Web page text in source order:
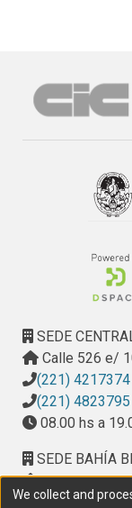
(Párrafo extraído
SEDE
Calle 526 e/
(221) 4217374
(221) 4823795
08.00 hs a
SEDE BAHÍA
Calle Ciudad
Provincial del
We collect and